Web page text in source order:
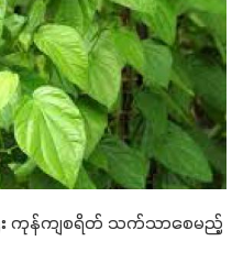
း ကုန်ကျစရိတ် သက်သာစေမည့်